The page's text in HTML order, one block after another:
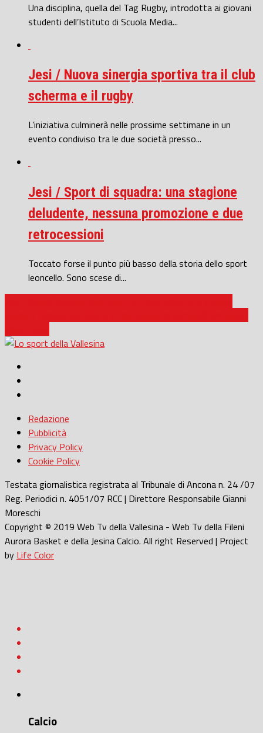
Una disciplina, quella del Tag Rugby, introdotta ai giovani
studenti dell’Istituto di Scuola Media...
Jesi / Nuova sinergia sportiva tra il club
scherma e il rugby
L’iniziativa culminerà nelle prossime settimane in un
evento condiviso tra le due società presso...
Jesi / Sport di squadra: una stagione
deludente, nessuna promozione e due
retrocessioni
Toccato forse il punto più basso della storia dello sport
leoncello. Sono scese di...
Redazione
Pubblicità
Privacy Policy
Cookie Policy
Testata giornalistica registrata al Tribunale di Ancona n. 24 /07
Reg. Periodici n. 4051/07 RCC | Direttore Responsabile Gianni
Moreschi
Copyright © 2019 Web Tv della Vallesina - Web Tv della Fileni
Aurora Basket e della Jesina Calcio. All right Reserved | Project
by Life Color
Calcio